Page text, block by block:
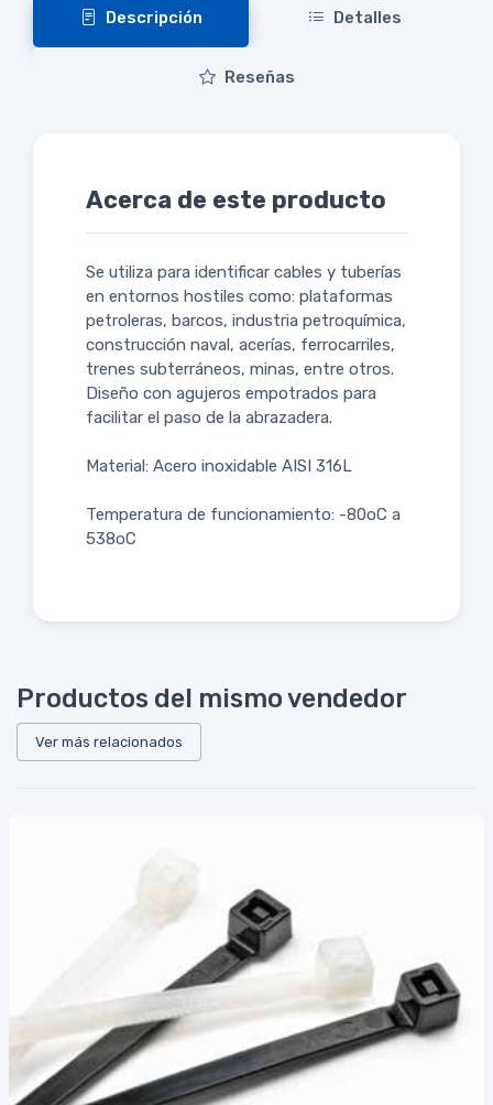
Descripción Detalles
Reseñas
Acerca de este producto
Se utiliza para identificar cables y tuberías
en entornos hostiles como: plataformas
petroleras, barcos, industria petroquímica,
construcción naval, acerías, ferrocarriles,
trenes subterráneos, minas, entre otros.
Diseño con agujeros empotrados para
facilitar el paso de la abrazadera.
Material: Acero inoxidable AISI 316L
Temperatura de funcionamiento: -80oC a
538oC
Productos del mismo vendedor
Ver más relacionados